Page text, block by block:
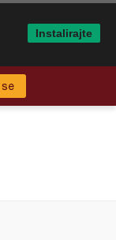
Instalirajte